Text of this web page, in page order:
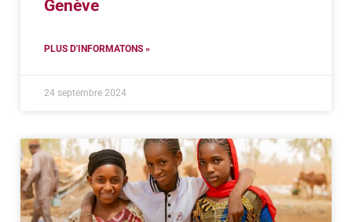
Genève
PLUS D'INFORMATONS »
24 septembre 2024